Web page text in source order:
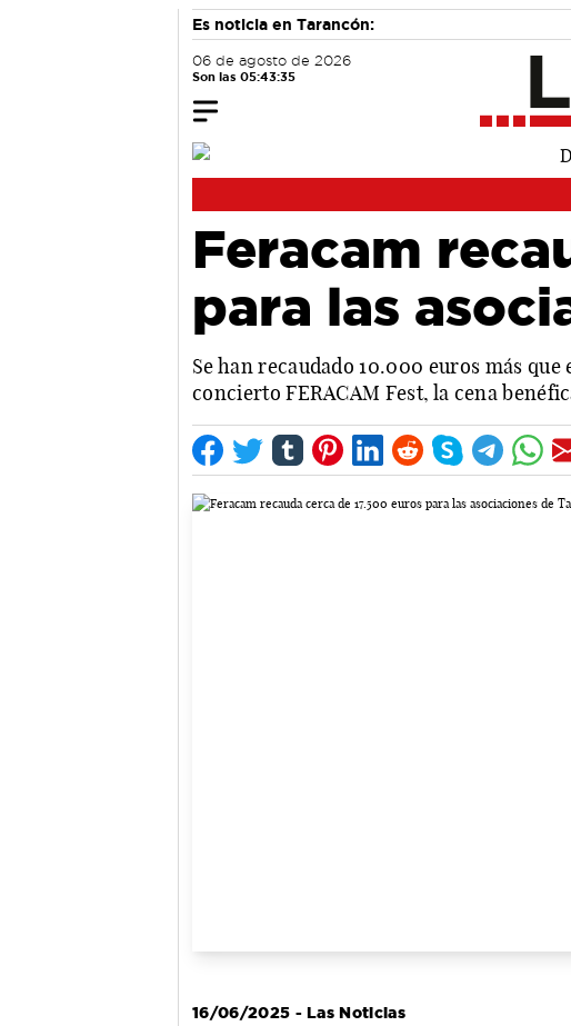
Es noticia en Tarancón:
06 de agosto de 2026
Son las 05:43:36
Feracam
para las
Se han recaudado 10.000 euros más
concierto FERACAM Fest, la cena
16/06/2025 - Las Noticias